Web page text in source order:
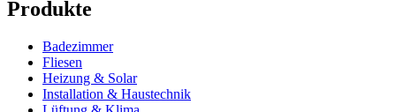
Produkte
Badezimmer
Fliesen
Heizung & Solar
Installation & Haustechnik